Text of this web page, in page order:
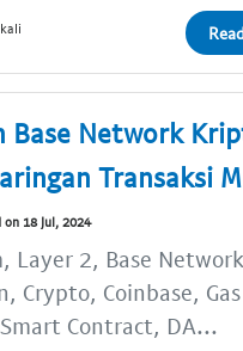
Base Network
Transaksi
18 Jul, 2024
Layer 2, Base
Crypto, Coinbase,
Contract, DA...